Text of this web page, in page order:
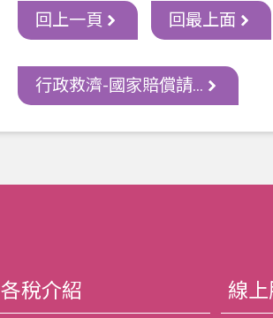
回上一頁 回最上面
行政救濟-國家賠償請...
各稅介紹 線